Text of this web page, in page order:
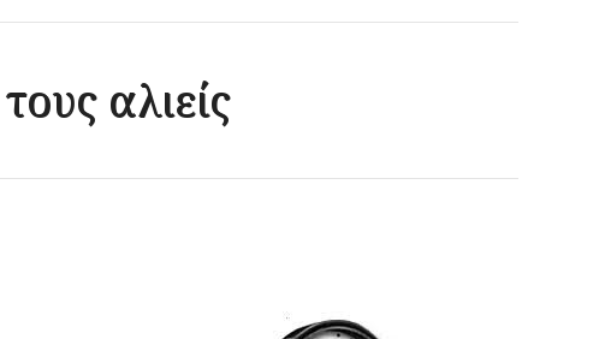
αλιείς